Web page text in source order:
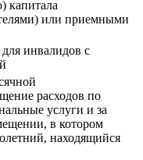
капитала
или приемными
инвалидов с
расходов по
услуги и за
в котором
находящийся